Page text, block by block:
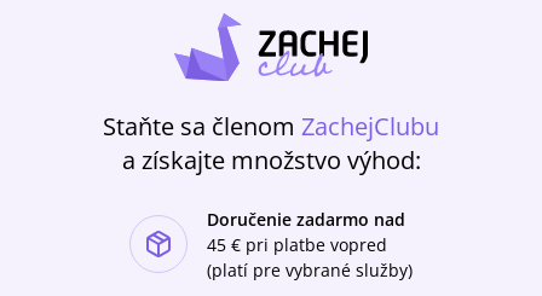
aj ten upršaný, keď si Simona zlomí opätok,
rána po tom, keď to večer predtým trochu
prehnali s alkoholom a aj ďalší, keď sa
milovaný Dávid definitívne vytratí. Je to však
Staňte sa členom ZachejClubu
a získajte množstvo výhod:
Doručenie zadarmo nad
45 € pri platbe vopred
(platí pre vybrané služby)